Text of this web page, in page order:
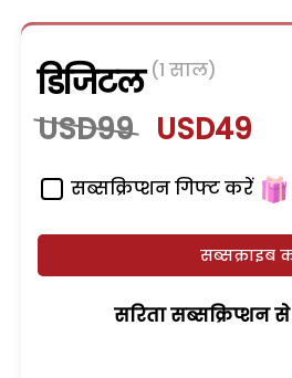
डिजिटल (1 साल)
USD99 USD49
सब्सक्रिप्शन गिफ्ट करें
सब्सक्राइब
सरिता सब्सक्रिप्शन